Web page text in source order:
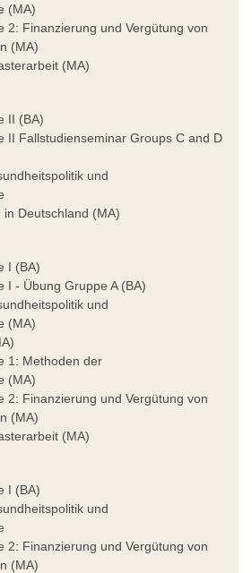
(MA)
2: Finanzierung und Vergütung von
(MA)
(MA)
II (BA)
II Fallstudienseminar Groups C and D
und
Deutschland (MA)
I (BA)
I - Übung Gruppe A (BA)
und
(MA)
1: Methoden der
(MA)
2: Finanzierung und Vergütung von
(MA)
(MA)
I (BA)
und
2: Finanzierung und Vergütung von
(MA)